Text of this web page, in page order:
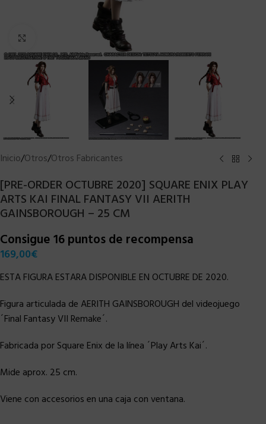
Clic para ampliar
Inicio/Otros/Otros Fabricantes
[PRE-ORDER OCTUBRE 2020] SQUARE ENIX PLAY
ARTS KAI FINAL FANTASY VII AERITH
GAINSBOROUGH – 25 CM
Consigue 16 puntos de recompensa
169,00€
ESTA FIGURA ESTARA DISPONIBLE EN OCTUBRE DE 2020.
Figura articulada de AERITH GAINSBOROUGH del videojuego
´Final Fantasy VII Remake´.
Fabricada por Square Enix de la línea ´Play Arts Kai´.
Mide aprox. 25 cm.
Viene con accesorios en una caja con ventana.